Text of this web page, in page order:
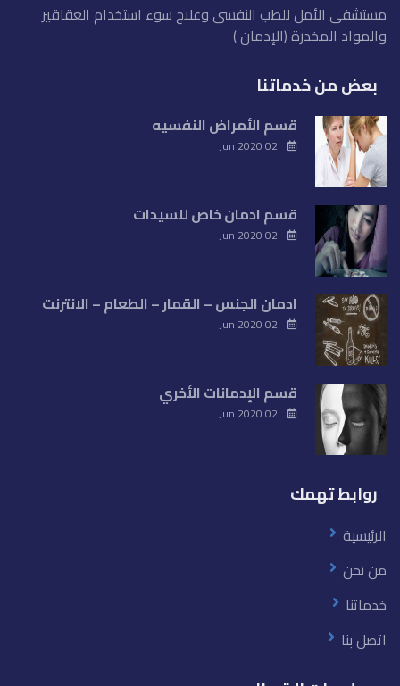
مستشفى الأمل للطب النفسى وعلاج سوء استخدام العقاقير
والمواد المخدرة (الإدمان )
بعض من خدماتنا
قسم الأمراض النفسيه
قسم ادمان خاص للسيدات
ادمان الجنس – القمار – الطعام – الانترنت
قسم الإدمانات الأخري
روابط تهمك
الرئيسية
من نحن
خدماتنا
اتصل بنا